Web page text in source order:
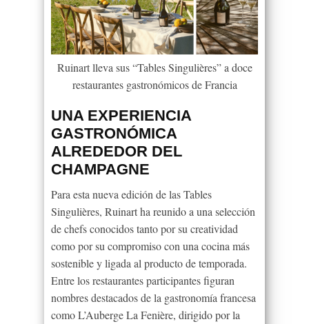
Ruinart lleva sus “Tables Singulières” a doce
restaurantes gastronómicos de Francia
UNA EXPERIENCIA
GASTRONÓMICA
ALREDEDOR DEL
CHAMPAGNE
Para esta nueva edición de las Tables
Singulières, Ruinart ha reunido a una selección
de chefs conocidos tanto por su creatividad
como por su compromiso con una cocina más
sostenible y ligada al producto de temporada.
Entre los restaurantes participantes figuran
nombres destacados de la gastronomía francesa
como L’Auberge La Fenière, dirigido por la